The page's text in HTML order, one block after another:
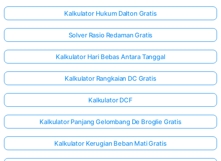
Kalkulator Hukum Dalton Gratis
Solver Rasio Redaman Gratis
Kalkulator Hari Bebas Antara Tanggal
Kalkulator Rangkaian DC Gratis
Kalkulator DCF
Kalkulator Panjang Gelombang De Broglie Gratis
Kalkulator Kerugian Beban Mati Gratis